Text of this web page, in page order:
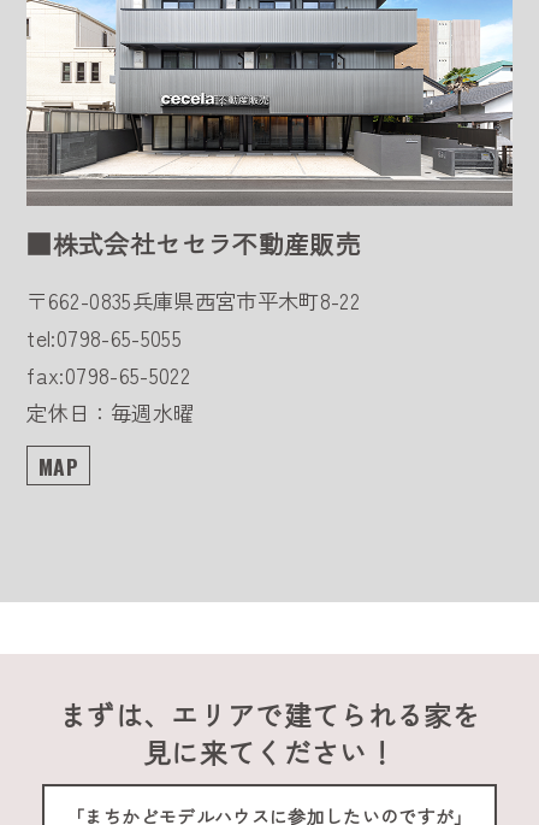
■株式会社セセラ不動産販売
〒662-0835兵庫県西宮市平木町8-22
tel:0798-65-5055
fax:0798-65-5022
定休日：毎週水曜
MAP
まずは、エリアで建てられる家を
見に来てください！
「まちかどモデルハウスに参加したいのですが」